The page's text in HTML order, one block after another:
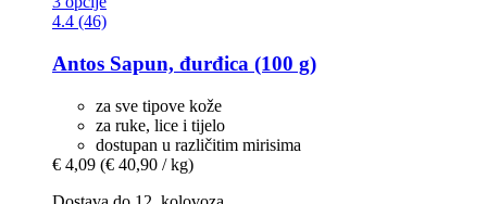
4.4 (46)
Antos Sapun, đurđica (100 g)
za sve tipove kože
za ruke, lice i tijelo
dostupan u različitim mirisima
€ 4,09 (€ 40,90 / kg)